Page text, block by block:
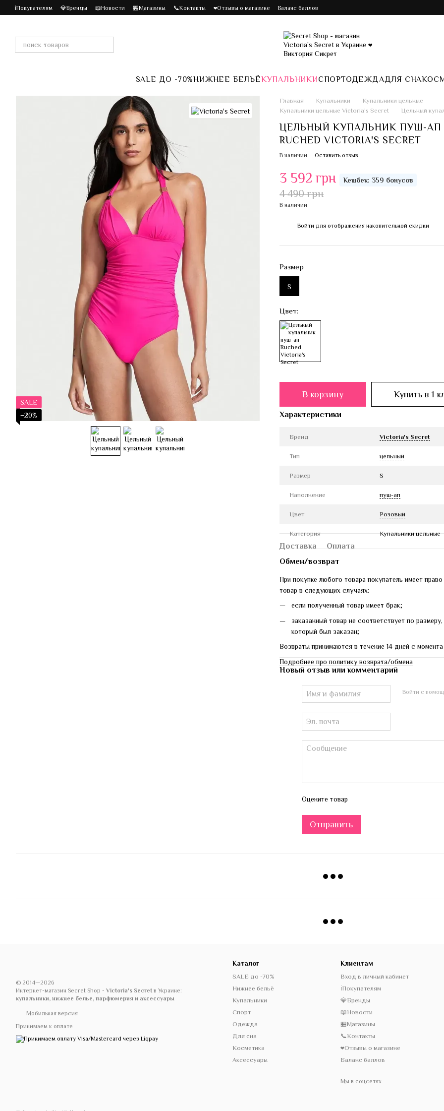
Перейти к основному контенту
ℹ️Покупателям 💎Бренды 📖Новости 🏪Магазины 📞Контакты ❤️Отзывы о магазине Баланс баллов
SALE ДО -70%НИЖНЕЕ БЕЛЬЁКУПАЛЬНИКИСПОРТОДЕЖДАДЛЯ СНА
SALE
−20%
Главная Купальники
Купальники цельные
Купальники цельные Victoria's Secret
Цельный
ЦЕЛЬНЫЙ КУПАЛЬНИК ПУШ-АП
RUCHED VICTORIA'S SECRET
В наличии Оставить отзыв
3 592 грн Кешбек: 359 бонусов
4 490 грн
В наличии
Войти для отображения накопительной скидки
Размер
S
Цвет:
В корзину Купить в 1
Характеристики
Бренд Victoria's Secret
Тип цельный
Размер S
Наполнение пуш-ап
Цвет Розовый
Категория Купальники цельные
Доставка
Оплата
Обмен/возврат
При покупке любого товара покупатель имеет
товар в следующих случаях:
если полученный товар имеет брак;
заказанный товар не соответствует по
который был заказан;
Возвраты принимаются в течение 14 дней с
Подробнее про политику возврата/обмена
Новый отзыв или комментарий
Войти с
Оцените товар
Отправить
© 2014—2026
Интернет-магазин Secret Shop - Victoria's Secret в Украине:
купальники, нижнее белье, парфюмерия и аксессуары
Мобильная версия
Принимаем к оплате
Каталог
SALE до -70%
Нижнее бельё
Купальники
Спорт
Одежда
Для сна
Косметика
Аксессуары
Клиентам
Вход в личный кабинет
ℹ️Покупателям
💎Бренды
📖Новости
🏪Магазины
📞Контакты
❤️Отзывы о магазине
Баланс баллов
Мы в соцсетях